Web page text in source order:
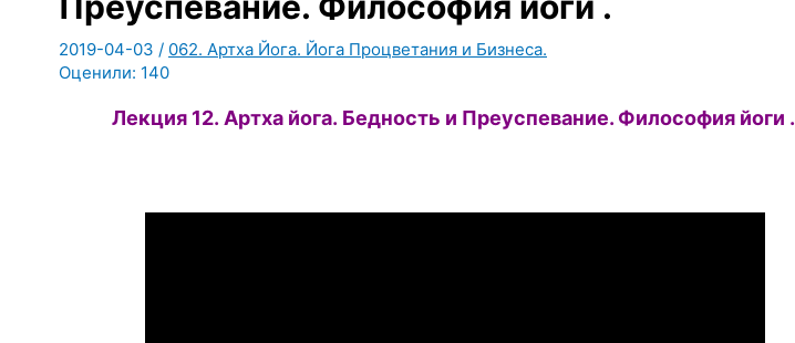
2019-04-03 / 062. Артха Йога. Йога Процветания и Бизнеса.
Оценили: 140
Лекция 12. Артха йога. Бедность и Преуспевание. Философия йоги .